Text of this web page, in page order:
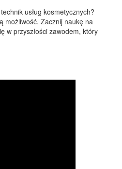
usług kosmetycznych?
możliwość. Zacznij naukę na
w przyszłości zawodem, który